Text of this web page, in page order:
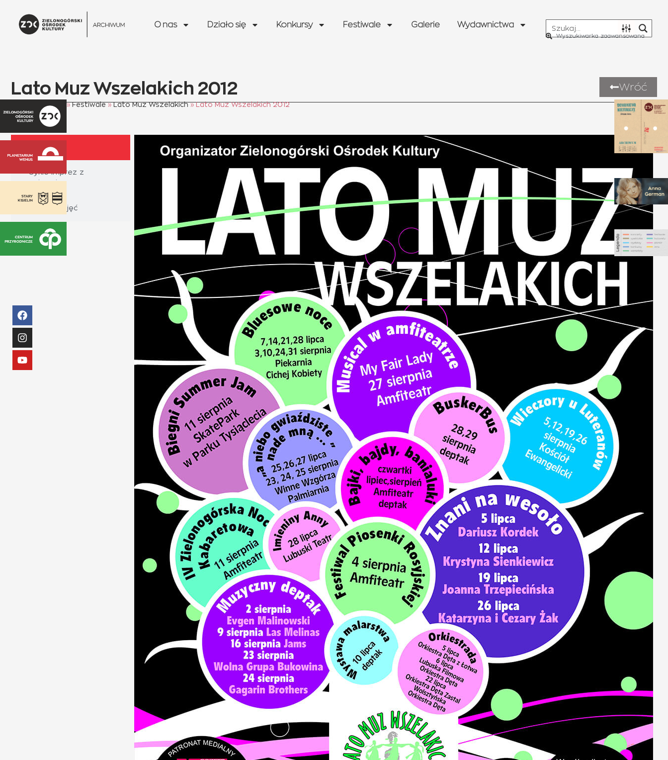
O nas Działo się Konkursy Festiwale Galerie Wydawnictwa
Wyszukiwarka zaawansowana
Lato Muz Wszelakich 2012 Wróć
Strona główna »Festiwale»Lato Muz Wszelakich»Lato Muz Wszelakich 2012
Plakat
Cykle imprez z
opisami
Galerie zdjęć